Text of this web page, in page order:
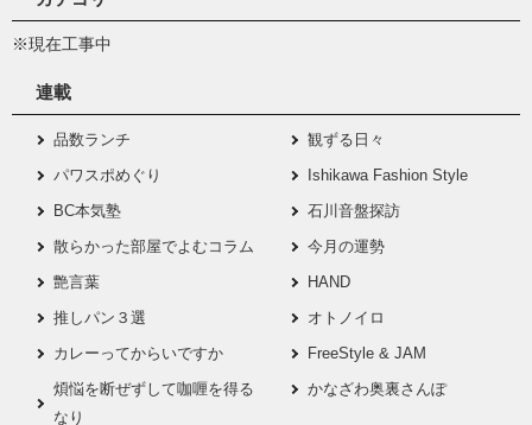
※現在工事中
連載
品数ランチ
観ずる日々
パワスポめぐり
Ishikawa Fashion Style
BC本気塾
石川音盤探訪
散らかった部屋でよむコラム
今月の運勢
艶言葉
HAND
推しパン３選
オトノイロ
カレーってからいですか
FreeStyle & JAM
煩悩を断ぜずして咖喱を得る
なり
かなざわ奥裏さんぽ